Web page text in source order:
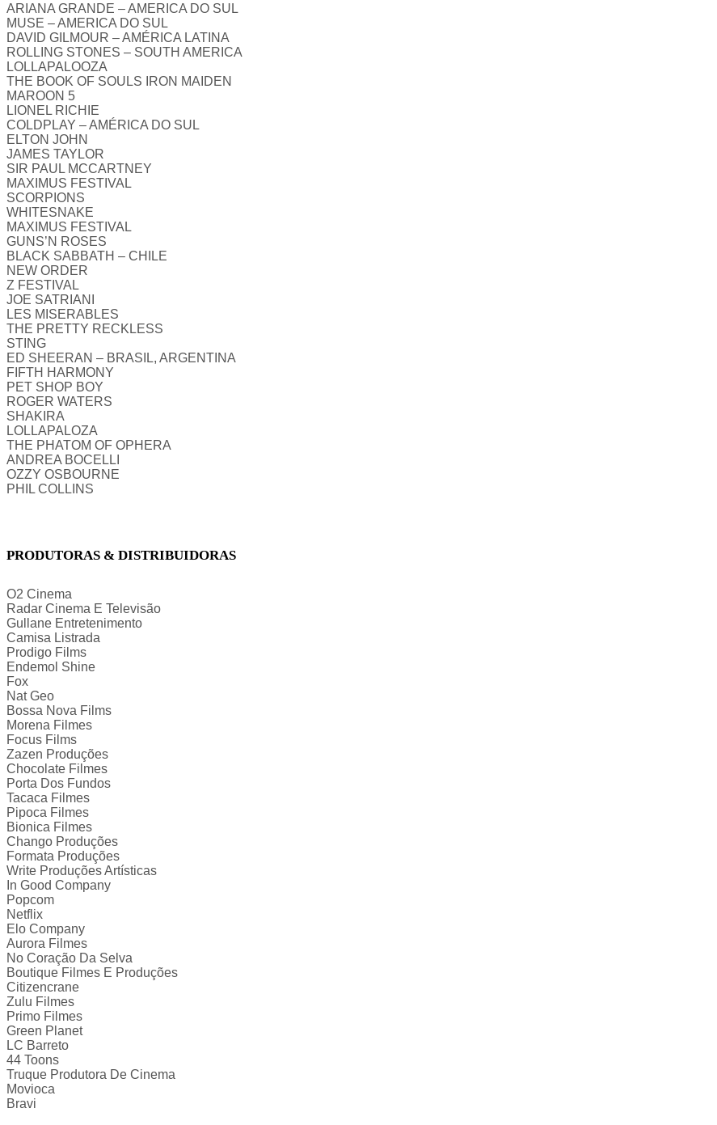
ARIANA GRANDE – AMERICA DO SUL
MUSE – AMERICA DO SUL
DAVID GILMOUR – AMÉRICA LATINA
ROLLING STONES – SOUTH AMERICA
LOLLAPALOOZA
THE BOOK OF SOULS IRON MAIDEN
MAROON 5
LIONEL RICHIE
COLDPLAY – AMÉRICA DO SUL
ELTON JOHN
JAMES TAYLOR
SIR PAUL MCCARTNEY
MAXIMUS FESTIVAL
SCORPIONS
WHITESNAKE
MAXIMUS FESTIVAL
GUNS’N ROSES
BLACK SABBATH – CHILE
NEW ORDER
Z FESTIVAL
JOE SATRIANI
LES MISERABLES
THE PRETTY RECKLESS
STING
ED SHEERAN – BRASIL, ARGENTINA
FIFTH HARMONY
PET SHOP BOY
ROGER WATERS
SHAKIRA
LOLLAPALOZA
THE PHATOM OF OPHERA
ANDREA BOCELLI
OZZY OSBOURNE
PHIL COLLINS
PRODUTORAS & DISTRIBUIDORAS
O2 Cinema
Radar Cinema E Televisão
Gullane Entretenimento
Camisa Listrada
Prodigo Films
Endemol Shine
Fox
Nat Geo
Bossa Nova Films
Morena Filmes
Focus Films
Zazen Produções
Chocolate Filmes
Porta Dos Fundos
Tacaca Filmes
Pipoca Filmes
Bionica Filmes
Chango Produções
Formata Produções
Write Produções Artísticas
In Good Company
Popcom
Netflix
Elo Company
Aurora Filmes
No Coração Da Selva
Boutique Filmes E Produções
Citizencrane
Zulu Filmes
Primo Filmes
Green Planet
LC Barreto
44 Toons
Truque Produtora De Cinema
Movioca
Bravi